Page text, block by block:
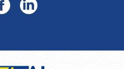
Facebook
Linkedin